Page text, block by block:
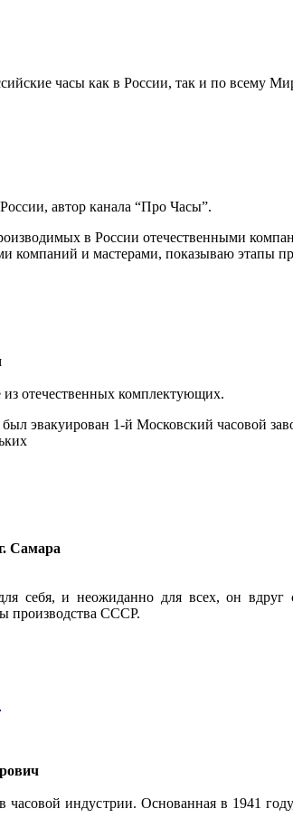
часы как в России, так и по всему
автор канала “Про Часы”.
в России отечественными
компаний и мастерами, показываю этапы
из отечественных комплектующих.
эвакуирован 1-й Московский часовой
Самара
себя, и неожиданно для всех, он вдруг
производства СССР.
индустрии. Основанная в 1941